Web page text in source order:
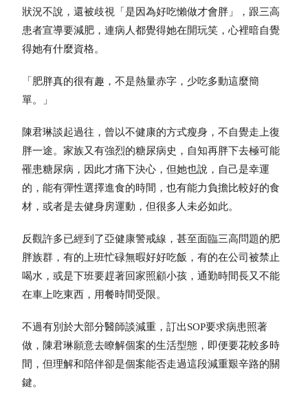
狀況不說，還被歧視「是因為好吃懶做才會胖」，跟三高
患者宣導要減肥，連病人都覺得她在開玩笑，心裡暗自覺
得她有什麼資格。
「肥胖真的很有趣，不是熱量赤字，少吃多動這麼簡
單。」
陳君琳談起過往，曾以不健康的方式瘦身，不自覺走上復
胖一途。家族又有強烈的糖尿病史，自知再胖下去極可能
罹患糖尿病，因此才痛下決心，但她也說，自己是幸運
的，能有彈性選擇進食的時間，也有能力負擔比較好的食
材，或者是去健身房運動，但很多人未必如此。
反觀許多已經到了亞健康警戒線，甚至面臨三高問題的肥
胖族群，有的上班忙碌無暇好好吃飯，有的在公司被禁止
喝水，或是下班要趕著回家照顧小孩，通勤時間長又不能
在車上吃東西，用餐時間受限。
不過有別於大部分醫師談減重，訂出SOP要求病患照著
做，陳君琳願意去瞭解個案的生活型態，即便要花較多時
間，但理解和陪伴卻是個案能否走過這段減重艱辛路的關
鍵。